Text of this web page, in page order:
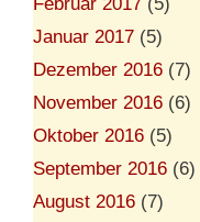
Januar 2017 (5)
Dezember 2016 (7)
November 2016 (6)
Oktober 2016 (5)
September 2016 (6)
August 2016 (7)